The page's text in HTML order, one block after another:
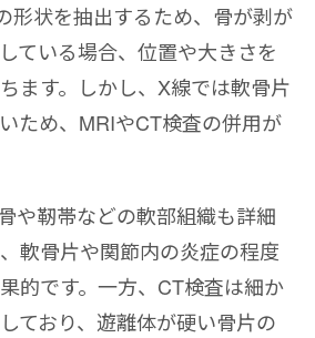
形状を抽出するため、骨が剥が
ている場合、位置や大きさを
ます。しかし、X線では軟骨片
ため、MRIやCT検査の併用が
や靭帯などの軟部組織も詳細
軟骨片や関節内の炎症の程度
的です。一方、CT検査は細か
ており、遊離体が硬い骨片の